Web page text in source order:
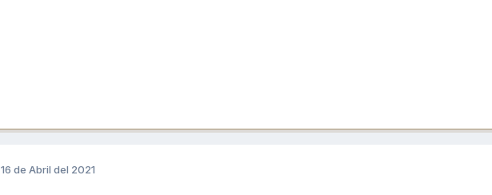
16 de Abril del 2021